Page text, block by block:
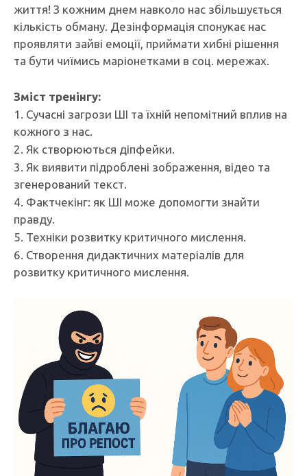
життя! З кожним днем навколо нас збільшується
кількість обману. Дезінформація спонукає нас
проявляти зайві емоції, приймати хибні рішення
та бути чиїмись маріонетками в соц. мережах.
Зміст тренінгу:
1. Сучасні загрози ШІ та їхній непомітний вплив на
кожного з нас.
2. Як створюються діпфейки.
3. Як виявити підроблені зображення, відео та
згенерований текст.
4. Фактчекінг: як ШІ може допомогти знайти
правду.
5. Техніки розвитку критичного мислення.
6. Створення дидактичних матеріалів для
розвитку критичного мислення.